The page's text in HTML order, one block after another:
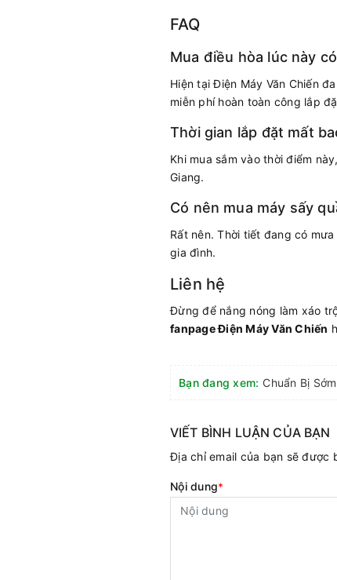
FAQ
Mua điều hòa lúc này
Hiện tại Điện Máy Văn Chiến
miễn phí hoàn toàn công lắp
Thời gian lắp đặt mất
Khi mua sắm vào thời điểm
Giang.
Có nên mua máy sấy
Rất nên. Thời tiết đang có
gia đình.
Liên hệ
Đừng để nắng nóng làm xáo
fanpage Điện Máy Văn Chiến
Bạn đang xem:
VIẾT BÌNH LUẬN CỦA BẠN
Địa chỉ email của bạn sẽ được
Nội dung*